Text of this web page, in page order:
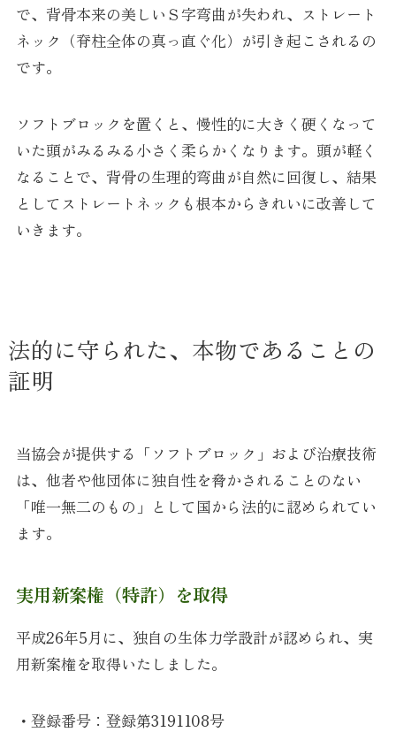
で、背骨本来の美しいＳ字弯曲が失われ、ストレート
ネック（脊柱全体の真っ直ぐ化）が引き起こされるの
です。
ソフトブロックを置くと、慢性的に大きく硬くなって
いた頭がみるみる小さく柔らかくなります。頭が軽く
なることで、背骨の生理的弯曲が自然に回復し、結果
としてストレートネックも根本からきれいに改善して
いきます。
法的に守られた、本物であることの
証明
当協会が提供する「ソフトブロック」および治療技術
は、他者や他団体に独自性を脅かされることのない
「唯一無二のもの」として国から法的に認められてい
ます。
実用新案権（特許）を取得
平成26年5月に、独自の生体力学設計が認められ、実
用新案権を取得いたしました。
・登録番号：登録第3191108号